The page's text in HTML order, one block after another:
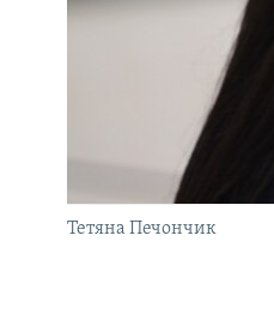
Тетяна Печончик